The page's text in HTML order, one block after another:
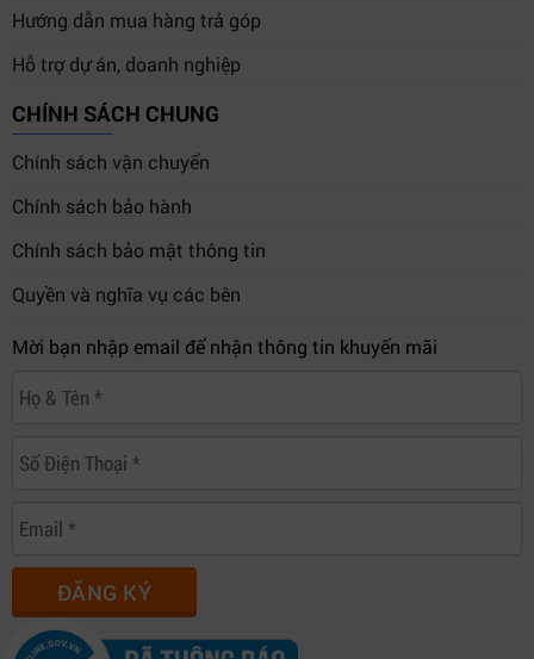
Hướng dẫn mua hàng trả góp
Hỗ trợ dự án, doanh nghiệp
CHÍNH SÁCH CHUNG
Chính sách vận chuyển
Chính sách bảo hành
Chính sách bảo mật thông tin
Quyền và nghĩa vụ các bên
Mời bạn nhập email để nhận thông tin khuyến mãi
ĐĂNG KÝ